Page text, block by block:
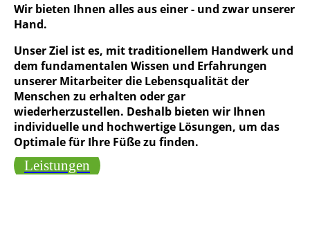
Wir bieten Ihnen alles aus einer - und zwar unserer
Hand.
Unser Ziel ist es, mit traditionellem Handwerk und
dem fundamentalen Wissen und Erfahrungen
unserer Mitarbeiter die Lebensqualität der
Menschen zu erhalten oder gar
wiederherzustellen. Deshalb bieten wir Ihnen
individuelle und hochwertige Lösungen, um das
Optimale für Ihre Füße zu finden.
Leistungen